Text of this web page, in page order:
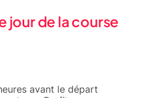
jour de la course
avant le départ